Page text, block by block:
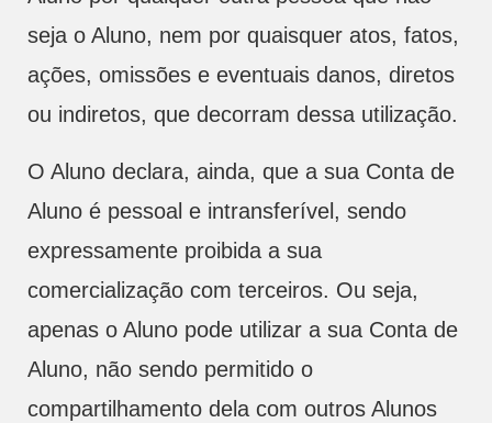
seja o Aluno, nem por quaisquer atos, fatos,
ações, omissões e eventuais danos, diretos
ou indiretos, que decorram dessa utilização.
O Aluno declara, ainda, que a sua Conta de
Aluno é pessoal e intransferível, sendo
expressamente proibida a sua
comercialização com terceiros. Ou seja,
apenas o Aluno pode utilizar a sua Conta de
Aluno, não sendo permitido o
compartilhamento dela com outros Alunos